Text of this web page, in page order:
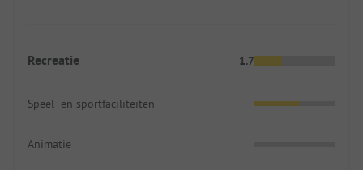
Recreatie 1.7
Speel- en sportfaciliteiten
Animatie